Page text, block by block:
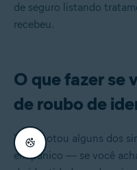
de seguro listando
recebeu.
O que fazer se
de roubo de
Você notou alguns dos
em pânico — se você